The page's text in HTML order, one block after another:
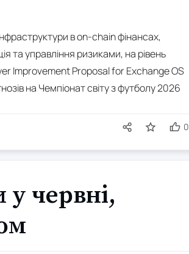
в on-chain фінансах,
та управління ризиками, на рівень
Improvement Proposal for Exchange OS
на Чемпіонат світу з футболу 2026
0
червні,